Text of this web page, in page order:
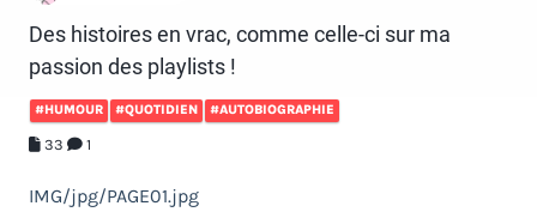
Des histoires en vrac, comme celle-ci sur ma
passion des playlists !
#HUMOUR #QUOTIDIEN #AUTOBIOGRAPHIE
33 1
IMG/jpg/PAGE01.jpg